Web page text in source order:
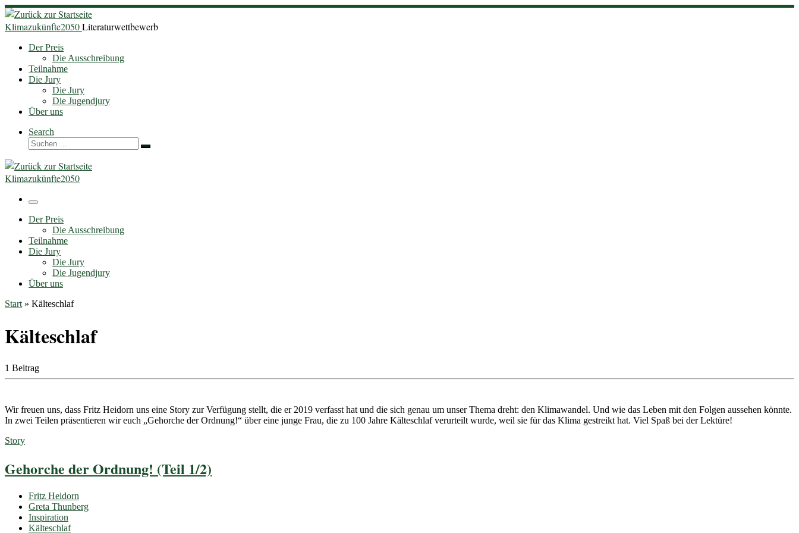
Zum
Inhalt
springen
Klimazukünfte2050Literaturwettbewerb
Der Preis
Die Ausschreibung
Teilnahme
Die Jury
Die Jury
Die Jugendjury
Über uns
Search
Suche
Suchen …
Klimazukünfte2050
Menü
Der Preis
Die Ausschreibung
Teilnahme
Die Jury
Die Jury
Die Jugendjury
Über uns
Start » Kälteschlaf
Kälteschlaf
1 Beitrag
Wir freuen uns, dass Fritz Heidorn uns eine Story zur Verfügung stellt, die er 2019 verfasst hat und die sich genau um unser Thema dreht: den Klimawandel. Und wie das Leben mit den Folgen aussehen könnte.
In zwei Teilen präsentieren wir euch „Gehorche der Ordnung!“ über eine junge Frau, die zu 100 Jahre Kälteschlaf verurteilt wurde, weil sie für das Klima gestreikt hat. Viel Spaß bei der Lektüre!
Story
Gehorche der Ordnung! (Teil 1/2)
Fritz Heidorn
Greta Thunberg
Inspiration
Kälteschlaf